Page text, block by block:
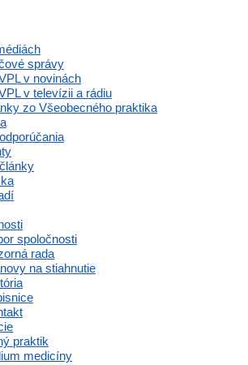
správy
v novinách
v televízii a rádiu
zo Všeobecného praktika
spoločnosti
rada
na stiahnutie
praktik
medicíny
a profil
a odborné zdroje
dokumenty spoločnosti
správy
v novinách
v televízii a rádiu